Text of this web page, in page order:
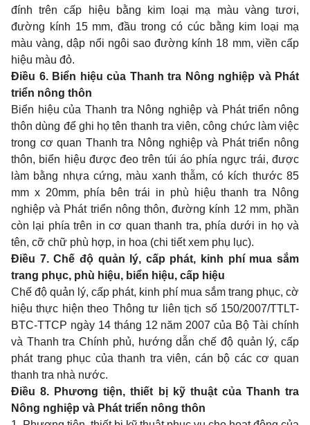
đính trên cấp hiệu bằng kim loại mạ màu vàng tươi,
đường kính 15 mm, đầu trong có cúc bằng kim loại mạ
màu vàng, dập nổi ngôi sao đường kính 18 mm, viền cấp
hiệu màu đỏ.
Điều 6. Biển hiệu của Thanh tra Nông nghiệp và Phát
triển nông thôn
Biển hiệu của Thanh tra Nông nghiệp và Phát triển nông
thôn dùng để ghi họ tên thanh tra viên, công chức làm việc
trong cơ quan Thanh tra Nông nghiệp và Phát triển nông
thôn, biển hiệu được đeo trên túi áo phía ngực trái, được
làm bằng nhựa cứng, màu xanh thẫm, có kích thước 85
mm x 20mm, phía bên trái in phù hiệu thanh tra Nông
nghiệp và Phát triển nông thôn, đường kính 12 mm, phần
còn lại phía trên in cơ quan thanh tra, phía dưới in họ và
tên, cỡ chữ phù hợp, in hoa (chi tiết xem phụ lục).
Điều 7. Chế độ quản lý, cấp phát, kinh phí mua sắm
trang phục, phù hiệu, biển hiệu, cấp hiệu
Chế độ quản lý, cấp phát, kinh phí mua sắm trang phục, cờ
hiệu thực hiện theo Thông tư liên tịch số 150/2007/TTLT-
BTC-TTCP ngày 14 tháng 12 năm 2007 của Bộ Tài chính
và Thanh tra Chính phủ, hướng dẫn chế độ quản lý, cấp
phát trang phục của thanh tra viên, cán bộ các cơ quan
thanh tra nhà nước.
Điều 8. Phương tiện, thiết bị kỹ thuật của Thanh tra
Nông nghiệp và Phát triển nông thôn